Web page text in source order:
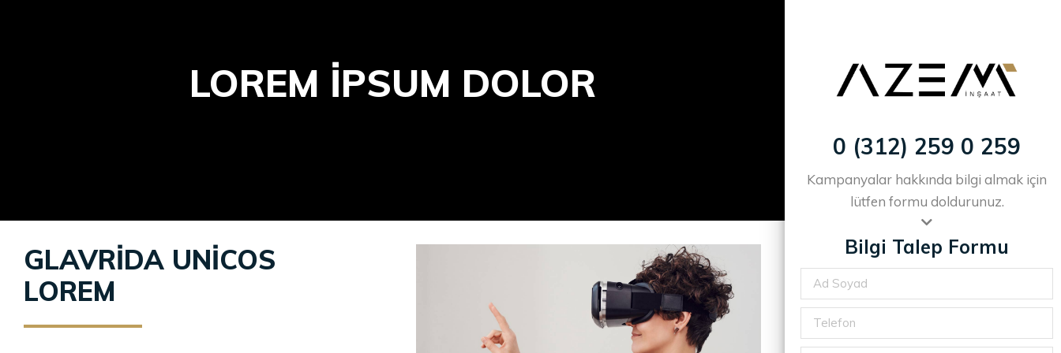
LOREM IPSUM DOLOR
GLAVRIDA UNICOS
LOREM
0 (312) 259 0 259
Kampanyalar hakkında bilgi almak için
lütfen formu doldurunuz.
Bilgi Talep Formu